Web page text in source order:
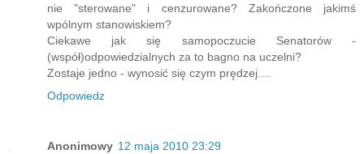
nie "sterowane" i cenzurowane? Zakończone jakimś
wpólnym stanowiskiem?
Ciekawe jak się samopoczucie Senatorów -
(współ)odpowiedzialnych za to bagno na uczelni?
Zostaje jedno - wynosić się czym prędzej....
Odpowiedz
Anonimowy 12 maja 2010 23:29